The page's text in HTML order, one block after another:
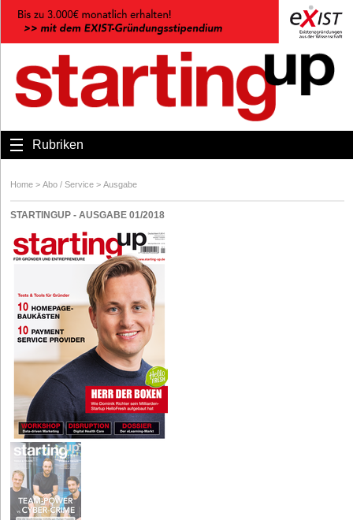
Rubriken
Home > Abo / Service > Ausgabe
STARTINGUP - AUSGABE 01/2018